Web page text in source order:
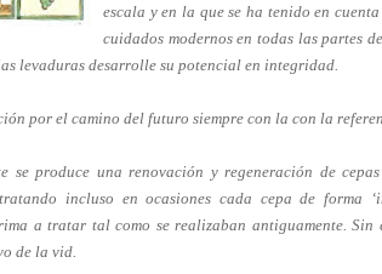
escala y en la que se ha tenido en
cuidados modernos en todas las partes
levaduras desarrolle su potencial en integridad.
por el camino del futuro siempre con la con la
se produce una renovación y regeneración de
incluso en ocasiones cada cepa de forma
a tratar tal como se realizaban antiguamente. Sin
de la vid.